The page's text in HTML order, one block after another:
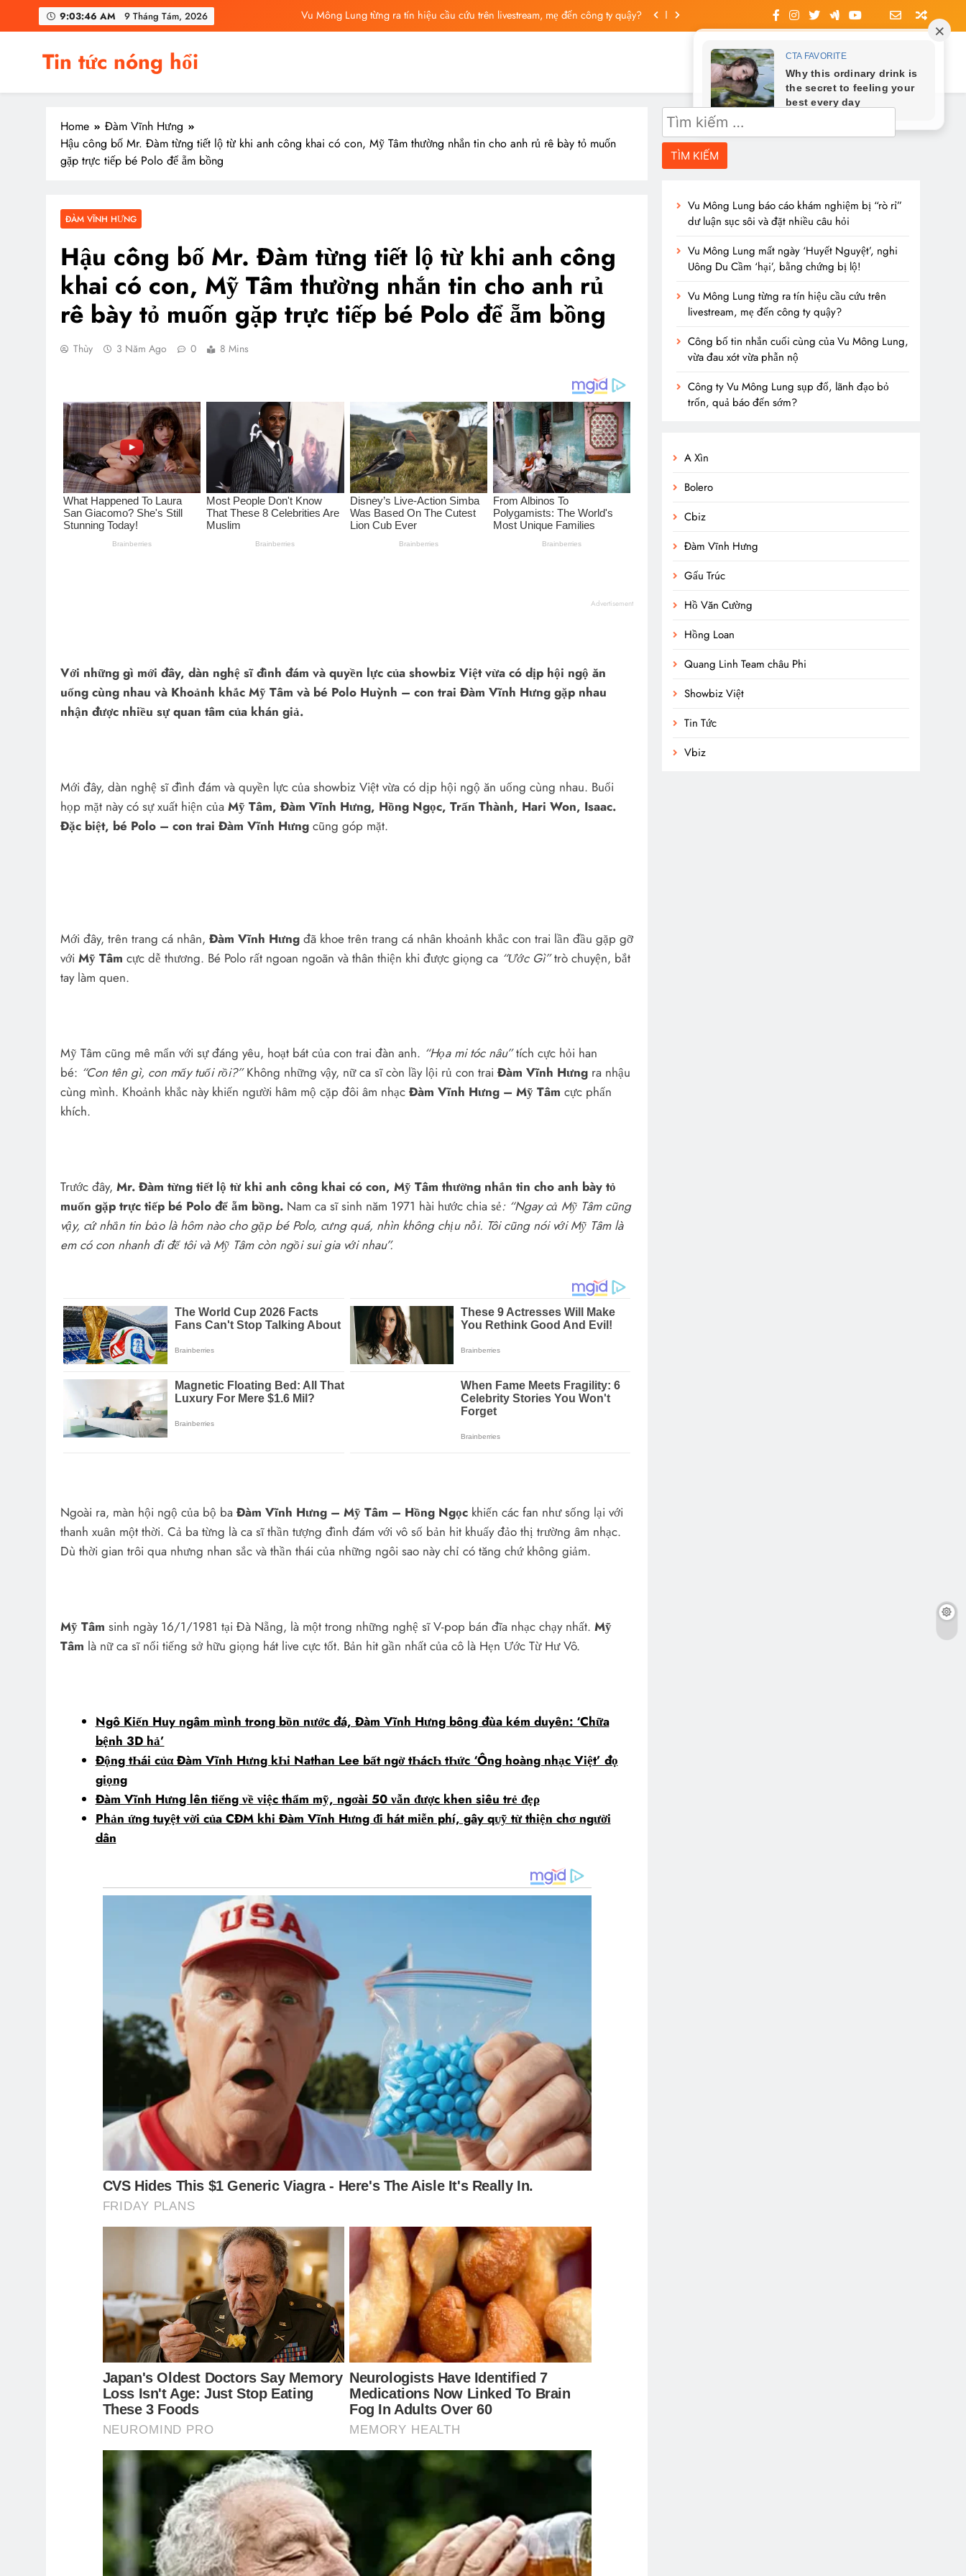
9:03:47 AM 9 Tháng Tám, 2026
Vu Mông Lung từng ra tín hiệu cầu cứu trên livestream, mẹ đến công ty quậy?
Vu Mông Lung từng ra tín hiệu cầu cứu trên livestream, mẹ đến công ty quậy?
Tin tức nóng hổi
Home
Đàm Vĩnh Hưng
Hậu công bố Mr. Đàm từng tiết lộ từ khi anh công khai có con, Mỹ Tâm thường nhắn tin cho anh rủ rê bày tỏ muốn
gặp trực tiếp bé Polo để ẵm bồng
ĐÀM VĨNH HƯNG
Hậu công bố Mr. Đàm từng tiết lộ từ khi anh công
khai có con, Mỹ Tâm thường nhắn tin cho anh rủ
rê bày tỏ muốn gặp trực tiếp bé Polo để ẵm bồng
Thùy 3 Năm Ago 0 8 Mins
Advertisement
Với những gì mới đây, dàn nghệ sĩ đình đám và quyền lực của showbiz Việt vừa có dịp hội ngộ ăn
uống cùng nhau và Khoảnh khắc Mỹ Tâm và bé Polo Huỳnh – con trai Đàm Vĩnh Hưng gặp nhau
nhận được nhiều sự quan tâm của khán giả.
Mới đây, dàn nghệ sĩ đình đám và quyền lực của showbiz Việt vừa có dịp hội ngộ ăn uống cùng nhau. Buổi
họp mặt này có sự xuất hiện của Mỹ Tâm, Đàm Vĩnh Hưng, Hồng Ngọc, Trấn Thành, Hari Won, Isaac.
Đặc biệt, bé Polo – con trai Đàm Vĩnh Hưng cũng góp mặt.
Mới đây, trên trang cá nhân, Đàm Vĩnh Hưng đã khoe trên trang cá nhân khoảnh khắc con trai lần đầu gặp gỡ
với Mỹ Tâm cực dễ thương. Bé Polo rất ngoan ngoãn và thân thiện khi được giọng ca “Ước Gì”trò chuyện, bắt
tay làm quen.
Mỹ Tâm cũng mê mẩn với sự đáng yêu, hoạt bát của con trai đàn anh. “Họa mi tóc nâu”tích cực hỏi han
bé: “Con tên gì, con mấy tuổi rồi?”Không những vậy, nữ ca sĩ còn lầy lội rủ con trai Đàm Vĩnh Hưng ra nhậu
cùng mình. Khoảnh khắc này khiến người hâm mộ cặp đôi âm nhạc Đàm Vĩnh Hưng – Mỹ Tâm cực phấn
khích.
Trước đây, Mr. Đàm từng tiết lộ từ khi anh công khai có con, Mỹ Tâm thường nhắn tin cho anh bày tỏ
muốn gặp trực tiếp bé Polo để ẵm bồng. Nam ca sĩ sinh năm 1971 hài hước chia sẻ: “Ngay cả Mỹ Tâm cũng
vậy, cứ nhắn tin bảo là hôm nào cho gặp bé Polo, cưng quá, nhìn không chịu nỗi. Tôi cũng nói với Mỹ Tâm là
em có con nhanh đi để tôi và Mỹ Tâm còn ngồi sui gia với nhau”.
Ngoài ra, màn hội ngộ của bộ ba Đàm Vĩnh Hưng – Mỹ Tâm – Hồng Ngọc khiến các fan như sống lại với
thanh xuân một thời. Cả ba từng là ca sĩ thần tượng đình đám với vô số bản hit khuấy đảo thị trường âm nhạc.
Dù thời gian trôi qua nhưng nhan sắc và thần thái của những ngôi sao này chỉ có tăng chứ không giảm.
Mỹ Tâm sinh ngày 16/1/1981 tại Đà Nẵng, là một trong những nghệ sĩ V-pop bán đĩa nhạc chạy nhất. Mỹ
Tâm là nữ ca sĩ nổi tiếng sở hữu giọng hát live cực tốt. Bản hit gần nhất của cô là Hẹn Ước Từ Hư Vô.
Ngô Kiến Huy ngâm mình trong bồn nước đá, Đàm Vĩnh Hưng bông đùa kém duyên: ‘Chữa
bệnh 3D hả’
Động tҺái củα Đàm Vĩnh Hưng kҺi Nathan Lee bất ngờ tҺácҺ tҺức ‘Ông hoàng nhạc Việt’ đọ
giọng
Đàm Vĩnh Hưng lên tiếng νề νiệc thẩm mỹ, ngσài 50 νẫn ᵭược khen siêu trẻ ᵭẹρ
Phản ứng tuyệt vời của CĐM khi Đàm Vĩnh Hưng ᵭi hát miễn phí, gây qᴜỹ từ thiện chσ người
dân
Tìm
kiếm
cho:
Vu Mông Lung báo cáo khám nghiệm bị “rò rỉ”
dư luận sục sôi và đặt nhiều câu hỏi
Vu Mông Lung mất ngày ‘Huyết Nguyệt’, nghi
Uông Du Cầm ‘hại’, bằng chứng bị lộ!
Vu Mông Lung từng ra tín hiệu cầu cứu trên
livestream, mẹ đến công ty quậy?
Công bố tin nhắn cuối cùng của Vu Mông Lung,
vừa đau xót vừa phẫn nộ
Công ty Vu Mông Lung sụp đổ, lãnh đạo bỏ
trốn, quả báo đến sớm?
A Xìn
Bolero
Cbiz
Đàm Vĩnh Hưng
Gấu Trúc
Hồ Văn Cường
Hồng Loan
Quang Linh Team châu Phi
Showbiz Việt
Tin Tức
Vbiz